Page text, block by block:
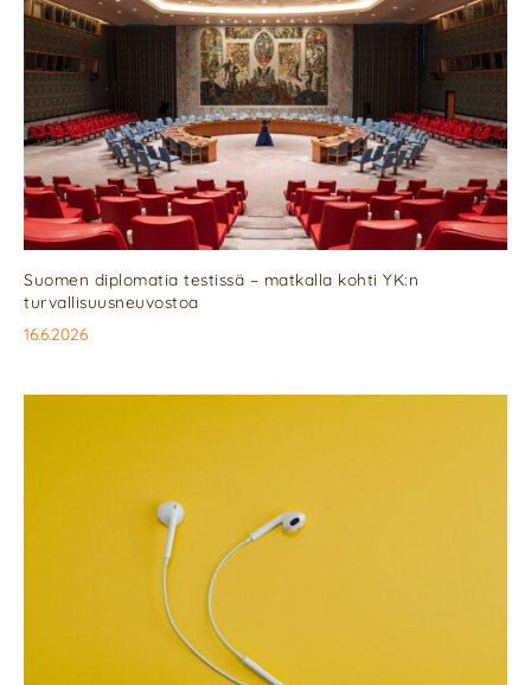
Suomen diplomatia testissä – matkalla kohti YK:n
turvallisuusneuvostoa
16.6.2026